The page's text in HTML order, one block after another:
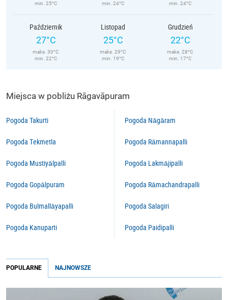
min. 25°C
min. 24°C
min. 24°C
Październik
27°C
maks. 30°C
min. 22°C
Listopad
25°C
maks. 29°C
min. 19°C
Grudzień
22°C
maks. 28°C
min. 17°C
Miejsca w pobliżu Rāgavāpuram
Pogoda Takurti
Pogoda Tekmetla
Pogoda Mustiyālpalli
Pogoda Gopālpuram
Pogoda Bulmallāyapalli
Pogoda Kanuparti
Pogoda Nāgāram
Pogoda Rāmannapalli
Pogoda Lakmājipalli
Pogoda Rāmachandrapalli
Pogoda Salagiri
Pogoda Paidipalli
POPULARNE NAJNOWSZE